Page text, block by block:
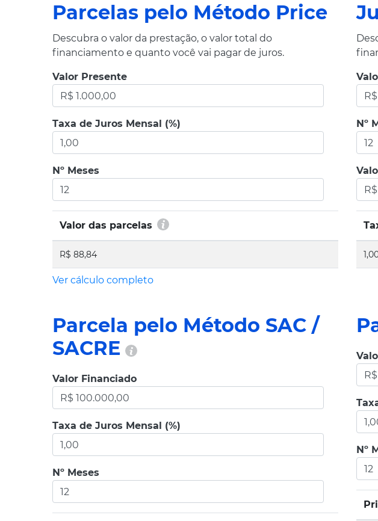
Parcelas pelo Método Price
Descubra o valor da prestação, o valor total do
financiamento e quanto você vai pagar de juros.
Valor Presente
Taxa de Juros Mensal (%)
Nº Meses
Valor das parcelas
R$ 88,84
Ver cálculo completo
Nº
Parcela pelo Método SAC /
SACRE
Valor Financiado
Taxa de Juros Mensal (%)
Nº Meses
Nº